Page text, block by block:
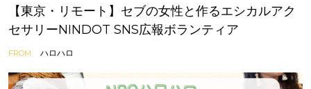
【東京・リモート】セブの女性と作るエシカルアク
セサリーNINDOT SNS広報ボランティア
FROM ハロハロ